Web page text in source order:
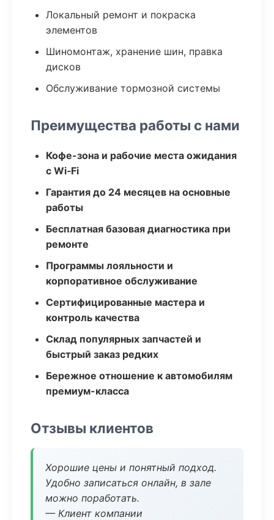
Локальный ремонт и покраска
элементов
Шиномонтаж, хранение шин, правка
дисков
Обслуживание тормозной системы
Преимущества работы с нами
Кофе-зона и рабочие места ожидания
с Wi‑Fi
Гарантия до 24 месяцев на основные
работы
Бесплатная базовая диагностика при
ремонте
Программы лояльности и
корпоративное обслуживание
Сертифицированные мастера и
контроль качества
Склад популярных запчастей и
быстрый заказ редких
Бережное отношение к автомобилям
премиум-класса
Отзывы клиентов
Хорошие цены и понятный подход.
Удобно записаться онлайн, в зале
можно поработать.
— Клиент компании